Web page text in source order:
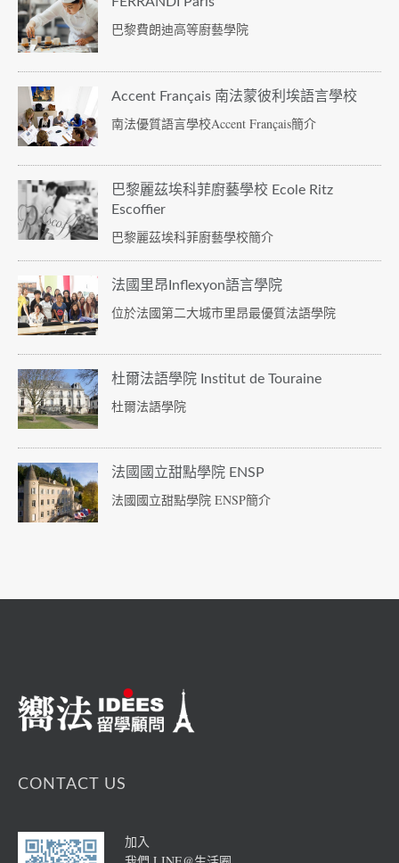
巴黎費朗迪高等廚藝學院
Accent Français 南法蒙彼利埃語言學校
南法優質語言學校Accent Français簡介
巴黎麗茲埃科菲廚藝學校 Ecole Ritz
Escoffier
巴黎麗茲埃科菲廚藝學校簡介
法國里昂Inflexyon語言學院
位於法國第二大城市里昂最優質法語學院
杜爾法語學院 Institut de Touraine
杜爾法語學院
法國國立甜點學院 ENSP
法國國立甜點學院 ENSP簡介
CONTACT US
加入